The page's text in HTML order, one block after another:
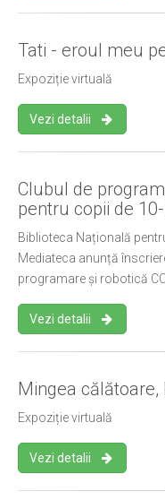
Tati - eroul meu
Expoziție virtuală
Vezi detalii
Clubul de
pentru copii de
Biblioteca Națională
Mediateca anunță
programare și robotică
Vezi detalii
Mingea
Expoziție virtuală
Vezi detalii